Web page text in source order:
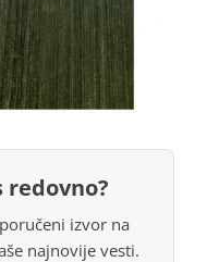
redovno?
izvor na
najnovije vesti.